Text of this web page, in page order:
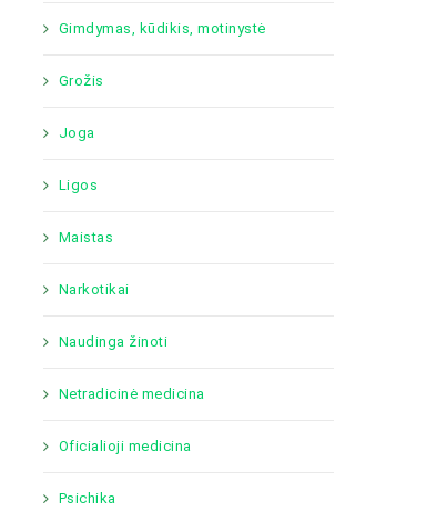
Gimdymas, kūdikis, motinystė
Grožis
Joga
Ligos
Maistas
Narkotikai
Naudinga žinoti
Netradicinė medicina
Oficialioji medicina
Psichika